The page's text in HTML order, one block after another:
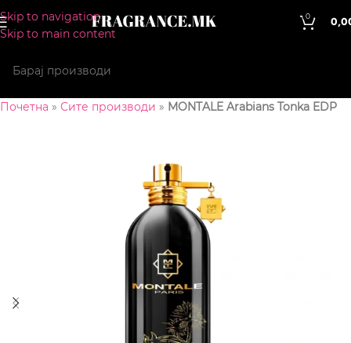
Skip to navigation
Skip to main content
0
Почетна » Сите производи » MONTALE Arabians Tonka EDP